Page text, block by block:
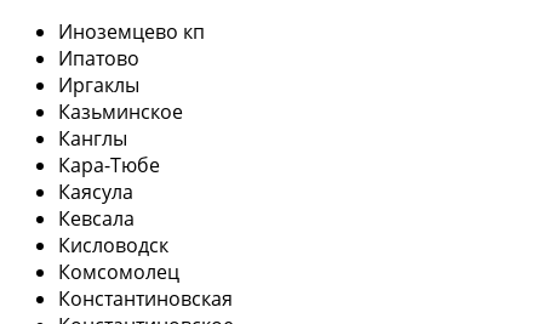
Иноземцево кп
Ипатово
Иргаклы
Казьминское
Канглы
Кара-Тюбе
Каясула
Кевсала
Кисловодск
Комсомолец
Константиновская